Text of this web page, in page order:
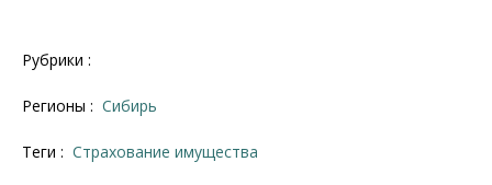
Рубрики :
Регионы : Сибирь
Теги : Страхование имущества